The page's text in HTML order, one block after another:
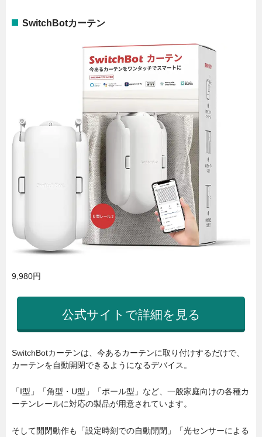
SwitchBotカーテン
9,980円
公式サイトで詳細を見る
SwitchBotカーテンは、今あるカーテンに取り付けするだけで、
カーテンを自動開閉できるようになるデバイス。
「I型」「角型・U型」「ポール型」など、一般家庭向けの各種カ
ーテンレールに対応の製品が用意されています。
そして開閉動作も「設定時刻での自動開閉」「光センサーによる